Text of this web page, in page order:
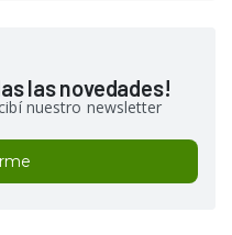
las novedades!
nuestro newsletter